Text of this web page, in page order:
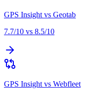
GPS Insight vs Geotab
7.7/10 vs 8.5/10
GPS Insight vs Webfleet